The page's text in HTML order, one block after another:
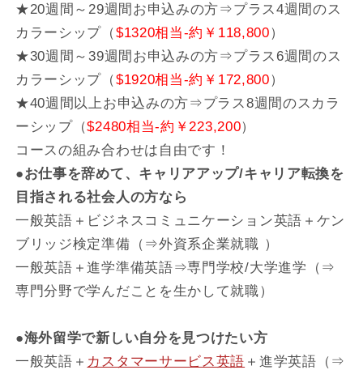
★20週間～29週間お申込みの方⇒プラス4週間のス
カラーシップ（$1320相当-約￥118,800）
★30週間～39週間お申込みの方⇒プラス6週間のス
カラーシップ（$1920相当-約￥172,800）
★40週間以上お申込みの方⇒プラス8週間のスカラ
ーシップ（$2480相当-約￥223,200）
コースの組み合わせは自由です！
●お仕事を辞めて、キャリアアップ/キャリア転換を
目指される社会人の方なら
一般英語＋ビジネスコミュニケーション英語＋ケン
ブリッジ検定準備（⇒外資系企業就職 ）
一般英語＋進学準備英語⇒専門学校/大学進学（⇒
専門分野で学んだことを生かして就職）
●海外留学で新しい自分を見つけたい方
一般英語＋ カスタマーサービス英語 ＋進学英語（⇒